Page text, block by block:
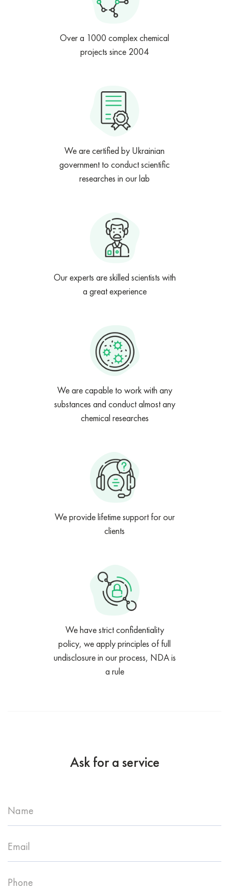
Over a 1000 complex chemical
projects since 2004
We are certified by Ukrainian
government to conduct scientific
researches in our lab
Our experts are skilled scientists with
a great experience
We are capable to work with any
substances and conduct almost any
chemical researches
We provide lifetime support for our
clients
We have strict confidentiality
policy, we apply principles of full
undisclosure in our process, NDA is
a rule
Ask for a service
Name
Email
Phone